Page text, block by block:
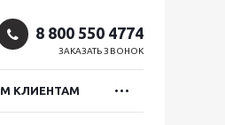
8 800 550 4774
ЗАКАЗАТЬ ЗВОНОК
КЛИЕНТАМ